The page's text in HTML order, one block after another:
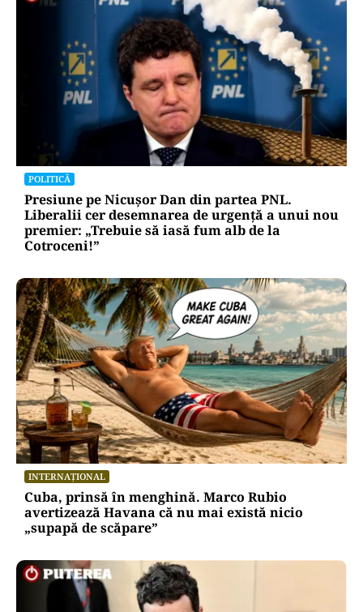
POLITICĂ
Presiune pe Nicușor Dan din partea PNL.
Liberalii cer desemnarea de urgență a unui nou
premier: „Trebuie să iasă fum alb de la
Cotroceni!”
INTERNAȚIONAL
Cuba, prinsă în menghină. Marco Rubio
avertizează Havana că nu mai există nicio
„supapă de scăpare”